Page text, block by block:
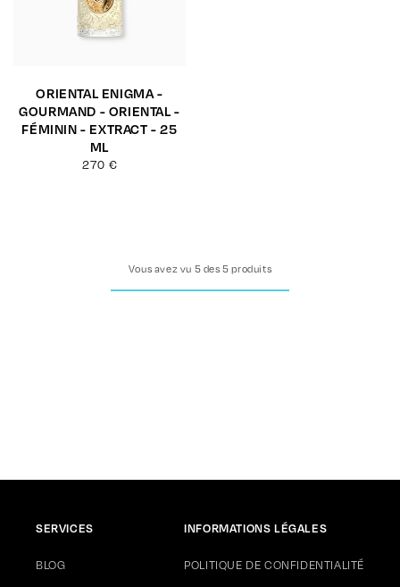
ORIENTAL ENIGMA -
GOURMAND - ORIENTAL -
FÉMININ - EXTRACT - 25
ML
Prix
270 €
Vous avez vu 5 des 5 produits
SERVICES
BLOG
INFORMATIONS LÉGALES
POLITIQUE DE CONFIDENTIALITÉ